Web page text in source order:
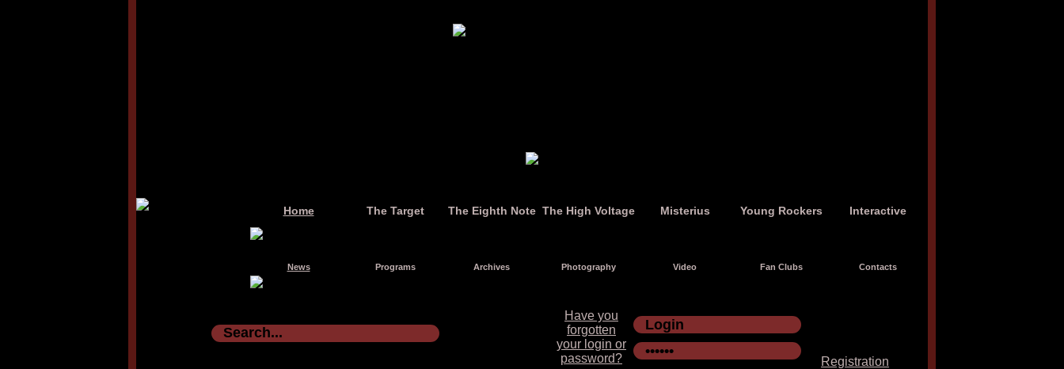
Home The Target The Eighth Note The High Voltage Misterius Young Rockers Interactive
News Programs Archives Photography Video Fan Clubs Contacts
Have you
forgotten
your login or
password?
Registration